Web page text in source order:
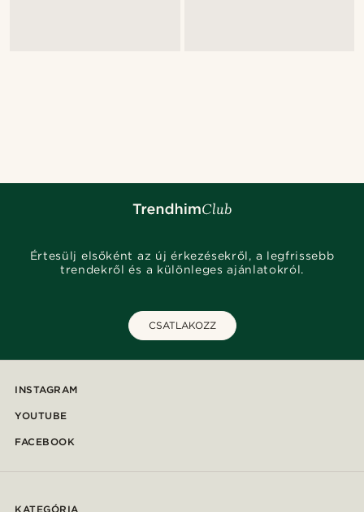
Értesülj elsőként az új érkezésekről, a legfrissebb
trendekről és a különleges ajánlatokról.
CSATLAKOZZ
INSTAGRAM
YOUTUBE
FACEBOOK
KATEGÓRIA